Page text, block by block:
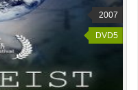
2007
DVD5